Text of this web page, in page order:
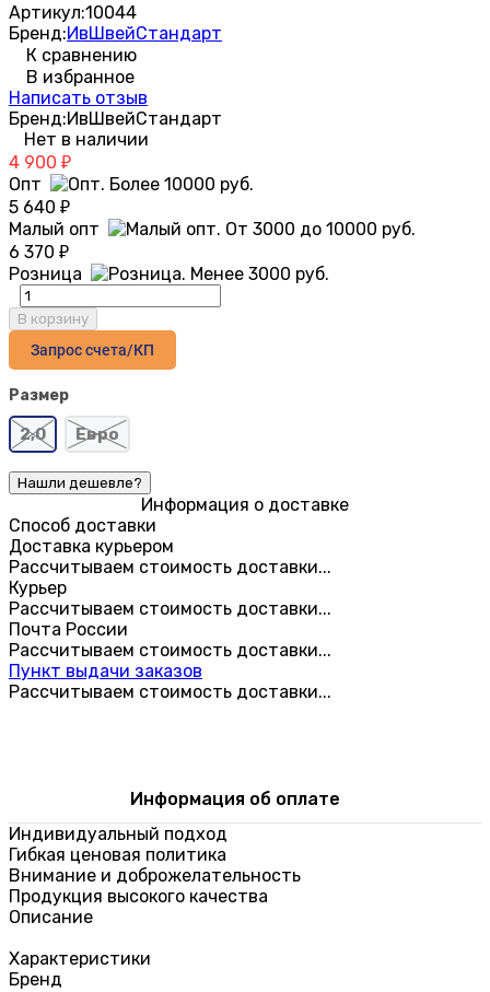
Артикул:10044
Бренд:ИвШвейСтандарт
К сравнению
В избранное
Написать отзыв
Бренд:ИвШвейСтандарт
Нет в наличии
4 900 ₽
Опт
5 640 ₽
Малый опт
6 370 ₽
Розница
В корзину
Запрос счета/КП
Размер
2,0 Евро
Информация о доставке
Способ доставки
Доставка курьером
Рассчитываем стоимость доставки...
Курьер
Рассчитываем стоимость доставки...
Почта России
Рассчитываем стоимость доставки...
Пункт выдачи заказов
Рассчитываем стоимость доставки...
Информация об оплате
Индивидуальный подход
Гибкая ценовая политика
Внимание и доброжелательность
Продукция высокого качества
Описание
Характеристики
Бренд